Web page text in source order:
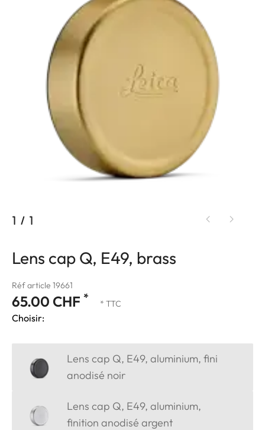
1 / 1
Lens cap Q, E49, brass
Réf article 19661
65.00 CHF * * TTC
Choisir:
Lens cap Q, E49, aluminium, fini
anodisé noir
Lens cap Q, E49, aluminium,
finition anodisé argent